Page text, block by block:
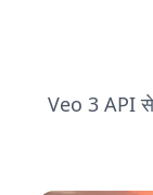
Veo 3 API से